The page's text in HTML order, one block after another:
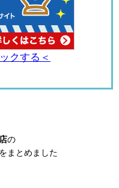
クする＜
の
まとめました